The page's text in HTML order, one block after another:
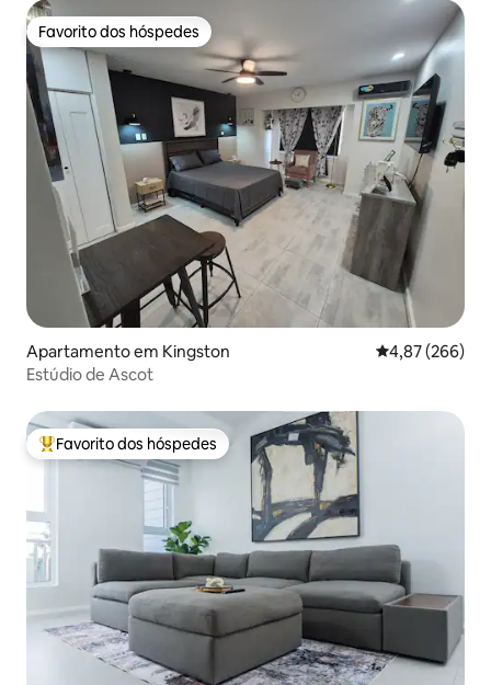
Favorito dos hóspedes
Favorito dos hóspedes
Apartamento em Kingston Classificação
4,87 (266)
Estúdio de Ascot
Favoritos dos hóspedes mais apreciados
Favorito dos hóspedes